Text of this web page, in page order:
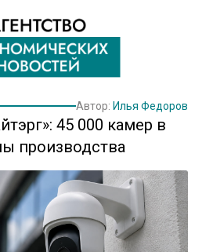
Автор: Илья Федоров
45 000 камер в
производства